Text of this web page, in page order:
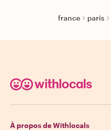
france paris
À propos de Withlocals